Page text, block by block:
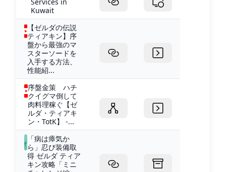
Kuwait
【ゼルダの伝説
ティアキン】序
盤から最強のマ
スターソードを
入手する方法、
性能紹...
序盤金策 ハチ
クイグマ倒して
肉料理稼ぐ【ゼ
ルダ・ティアキ
ン・TotK】 -...
「病は瘴気か
ら」忍び装備取
得 ゼルダ ティア
キン攻略「ミニ